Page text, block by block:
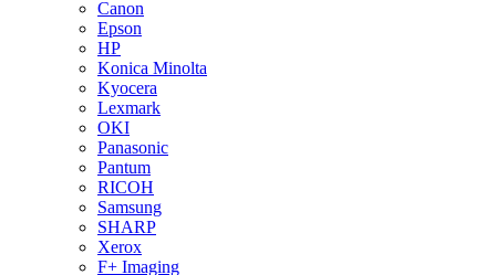
Canon
Epson
HP
Konica Minolta
Kyocera
Lexmark
OKI
Panasonic
Pantum
RICOH
Samsung
SHARP
Xerox
F+ Imaging